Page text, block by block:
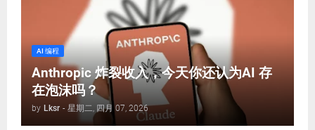
AI 编程
Anthropic 炸裂收入，今天你还认为AI 存
在泡沫吗？
by Lksr - 星期二, 四月 07, 2026